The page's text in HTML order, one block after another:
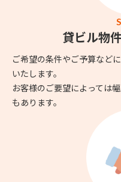
貸ビル物
ご希望の条件やご予算など
いたします。
お客様のご要望によっては
もあります。